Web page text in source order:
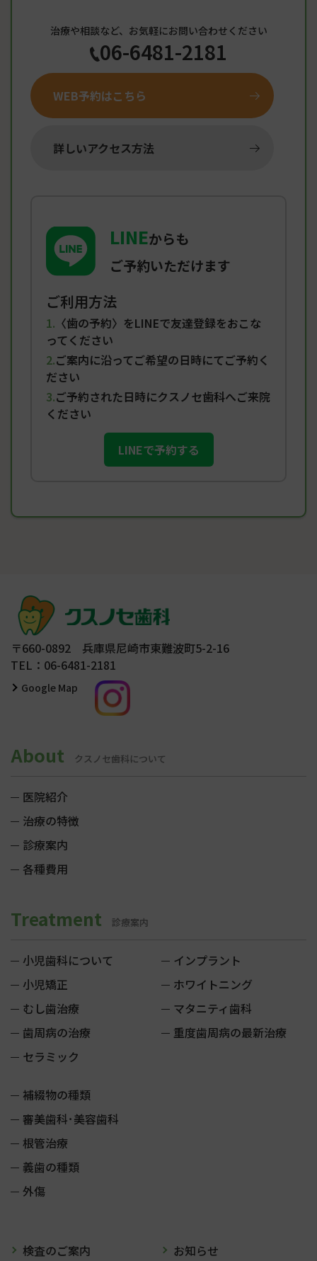
治療や相談など、お気軽にお問い合わせください
06-6481-2181
WEB予約はこちら
詳しいアクセス方法
LINEからも
ご予約いただけます
ご利用方法
〈歯の予約〉をLINEで友達登録をおこな
ってください
ご案内に沿ってご希望の日時にてご予約く
ださい
ご予約された日時にクスノセ歯科へご来院
ください
LINEで予約する
〒660-0892 兵庫県尼崎市東難波町5-2-16
TEL：06-6481-2181
Google Map
About クスノセ歯科について
医院紹介
治療の特徴
診療案内
各種費用
Treatment 診療案内
小児歯科について
小児矯正
むし歯治療
歯周病の治療
セラミック
インプラント
ホワイトニング
マタニティ歯科
重度歯周病の最新治療
補綴物の種類
審美歯科･美容歯科
根管治療
義歯の種類
外傷
検査のご案内 お知らせ